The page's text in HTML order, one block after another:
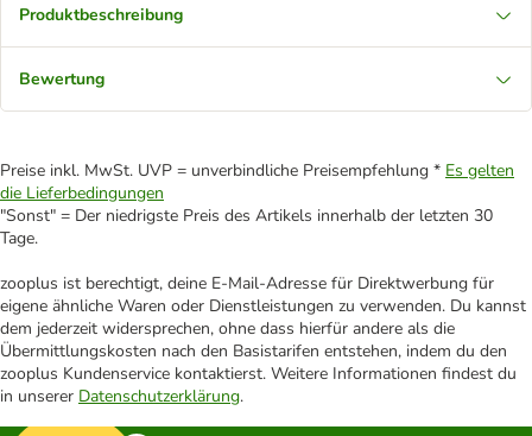
Produktbeschreibung
Bewertung
Preise inkl. MwSt. UVP = unverbindliche Preisempfehlung * Es gelten
die Lieferbedingungen
"Sonst" = Der niedrigste Preis des Artikels innerhalb der letzten 30
Tage.
zooplus ist berechtigt, deine E-Mail-Adresse für Direktwerbung für
eigene ähnliche Waren oder Dienstleistungen zu verwenden. Du kannst
dem jederzeit widersprechen, ohne dass hierfür andere als die
Übermittlungskosten nach den Basistarifen entstehen, indem du den
zooplus Kundenservice kontaktierst. Weitere Informationen findest du
in unserer Datenschutzerklärung.